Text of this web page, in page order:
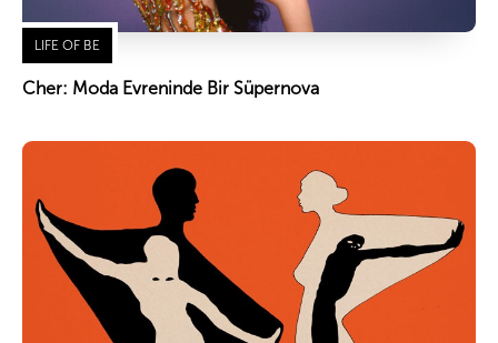
LIFE OF BE
Cher: Moda Evreninde Bir Süpernova